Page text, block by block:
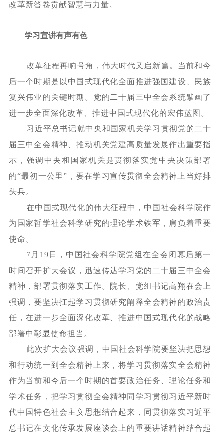
改革新答卷贡献智慧与力量。
学习宣讲有声有色
改革征程再响号角，伟大时代又启新篇。当前和今
后一个时期是以中国式现代化全面推进强国建设、民族
复兴伟业的关键时期。党的二十届三中全会系统擘画了
进一步全面深化改革、推进中国式现代化的宏伟蓝图。
习近平总书记就中央和国家机关学习贯彻党的二十
届三中全会精神、推动机关党建高质量发展作出重要指
示，强调中央和国家机关是贯彻落实党中央决策部署
的“最初一公里”，要在学习宣传贯彻全会精神上当好排
头兵。
在中国式现代化的伟大征程中，中国社会科学院作
为国家哲学社会科学研究的理论学术铁军，肩负着重要
使命。
7月19日，中国社会科学院党组在全会闭幕后第一
时间召开扩大会议，迅速传达学习党的二十届三中全会
精神，部署贯彻落实工作。院长、党组书记高翔在会上
强调，要坚决扛起学习贯彻研究阐释全会精神的政治责
任，在进一步全面深化改革、推进中国式现代化的战略
部署中彰显使命担当。
此次扩大会议强调，中国社会科学院要坚决把思想
和行动统一到全会精神上来，将学习贯彻落实全会精神
作为当前和今后一个时期的首要政治任务、理论任务和
学术任务，把学习贯彻全会精神同学习贯彻习近平新时
代中国特色社会主义思想结合起来，同贯彻落实习近平
总书记在文化传承发展座谈会上的重要讲话精神结合起